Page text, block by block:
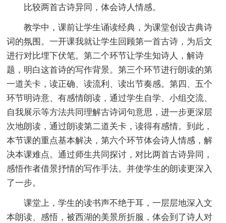
比较两首古诗异同，体会诗人情感。
教学中，课前让学生诵读经典，为课堂创设古典诗
词的氛围。一开课我就让学生回顾第一首古诗，为后文
进行对比埋下伏笔。第二个环节让学生知诗人，解诗
题，明白这首诗的写作背景。第三个环节进行朗读的第
一道关卡，读正确、读流利、读出节奏感。第四、五个
环节明诗意、有感情朗读，通过学生自学、小组交流、
自我展示等方法共同理解古诗词句意思，进一步更深层
次地朗读，通过朗读第二道关卡，读得有感情。到此，
本节课的重点基本解决，第六个环节体会诗人情感，解
决本课难点。通过师生共同探讨，对比两首古诗异同，
感悟作者借景抒情的写作手法。并使学生的朗读更深入
了一步。
课堂上，学生的读书声不绝于耳，一层层地深入文
本朗读、感悟，被西湖的美景所折服，体会到了诗人对